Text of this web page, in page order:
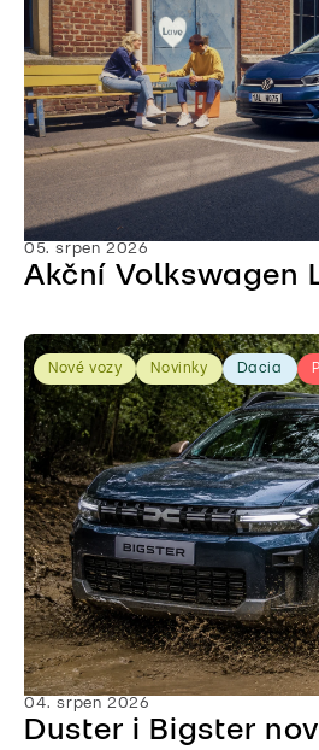
05. srpen 2026
Akční Volkswagen
Nové vozy Novinky Dacia
04. srpen 2026
Duster i Bigster